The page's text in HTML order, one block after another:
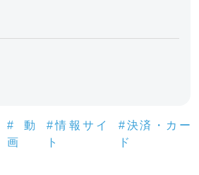
#動
画
#情報サイ
ト
#決済・カー
ド